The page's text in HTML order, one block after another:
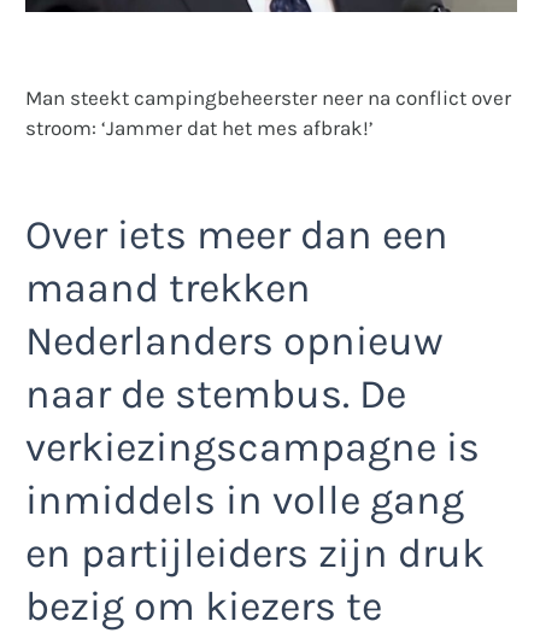
Man steekt campingbeheerster neer na conflict over
stroom: ‘Jammer dat het mes afbrak!’
Over iets meer dan een
maand trekken
Nederlanders opnieuw
naar de stembus. De
verkiezingscampagne is
inmiddels in volle gang
en partijleiders zijn druk
bezig om kiezers te